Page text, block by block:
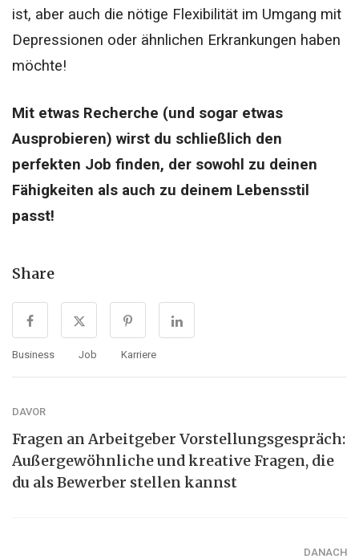
ist, aber auch die nötige Flexibilität im Umgang mit
Depressionen oder ähnlichen Erkrankungen haben
möchte!
Mit etwas Recherche (und sogar etwas
Ausprobieren) wirst du schließlich den
perfekten Job finden, der sowohl zu deinen
Fähigkeiten als auch zu deinem Lebensstil
passt!
Share
Business Job Karriere
DAVOR
Fragen an Arbeitgeber Vorstellungsgespräch:
Außergewöhnliche und kreative Fragen, die
du als Bewerber stellen kannst
DANACH